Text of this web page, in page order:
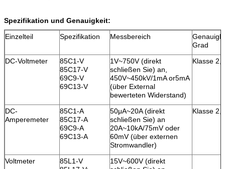
Spezifikation und Genauigkeit:
Einzelteil
Spezifikation Messbereich
Grad
DC-Voltmeter
85C1-V
85C17-V
69C9-V
69C13-V
1V~750V (direkt
schließen Sie) an,
450V~450kV/1mA or5mA
(über External
bewerteten Widerstand)
Klasse 2,5
DC-
Amperemeter
85C1-A
85C17-A
69C9-A
69C13-A
50μA~20A (direkt
schließen Sie) an
20A~10kA/75mV oder
60mV (über externen
Stromwandler)
Klasse 2,5
Voltmeter
85L1-V
15V~600V (direkt